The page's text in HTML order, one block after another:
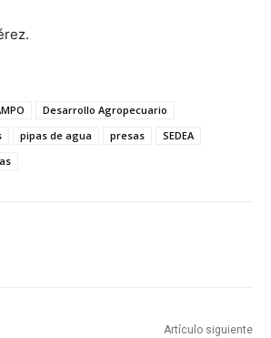
Desarrollo Agropecuario
pipas de agua presas
SEDEA
Artículo siguiente